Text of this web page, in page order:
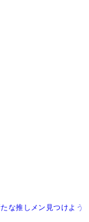
な推しメン見つけよ